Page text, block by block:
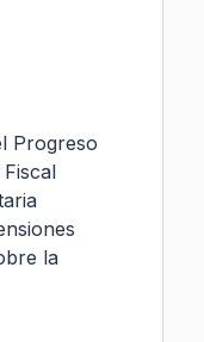
Progreso
la